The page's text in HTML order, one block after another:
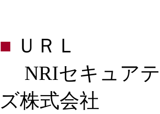
■ ＵＲＬ
NRIセキュア
ズ株式会社